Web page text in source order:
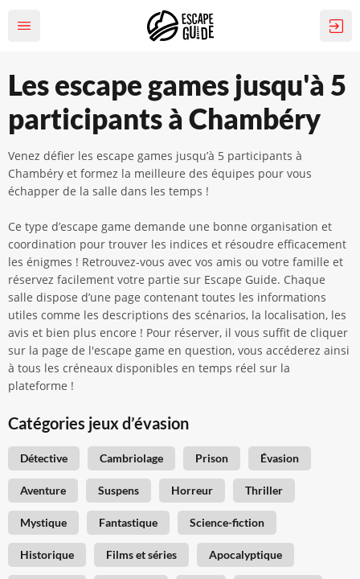
Les escape games jusqu'à 5
participants à Chambéry
Venez défier les escape games jusqu’à 5 participants à
Chambéry et formez la meilleure des équipes pour vous
échapper de la salle dans les temps !
Ce type d’escape game demande une bonne organisation et
coordination pour trouver les indices et résoudre efficacement
les énigmes ! Retrouvez-vous avec vos amis ou votre famille et
réservez facilement votre partie sur Escape Guide. Chaque
salle dispose d’une page contenant toutes les informations
utiles comme les descriptions des scénarios, la localisation, les
avis et bien plus encore ! Pour réserver, il vous suffit de cliquer
sur la page de l'escape game en question, vous accéderez ainsi
à tous les créneaux disponibles en temps réel sur la
plateforme !
Catégories jeux d’évasion
Détective Cambriolage Prison Évasion
Aventure Suspens Horreur Thriller
Mystique Fantastique Science-fiction
Historique Films et séries Apocalyptique